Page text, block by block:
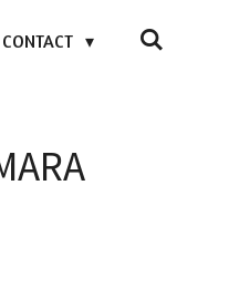
CONTACT